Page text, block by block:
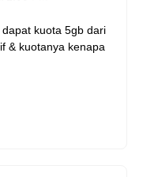
kuota 5gb dari
& kuotanya kenapa